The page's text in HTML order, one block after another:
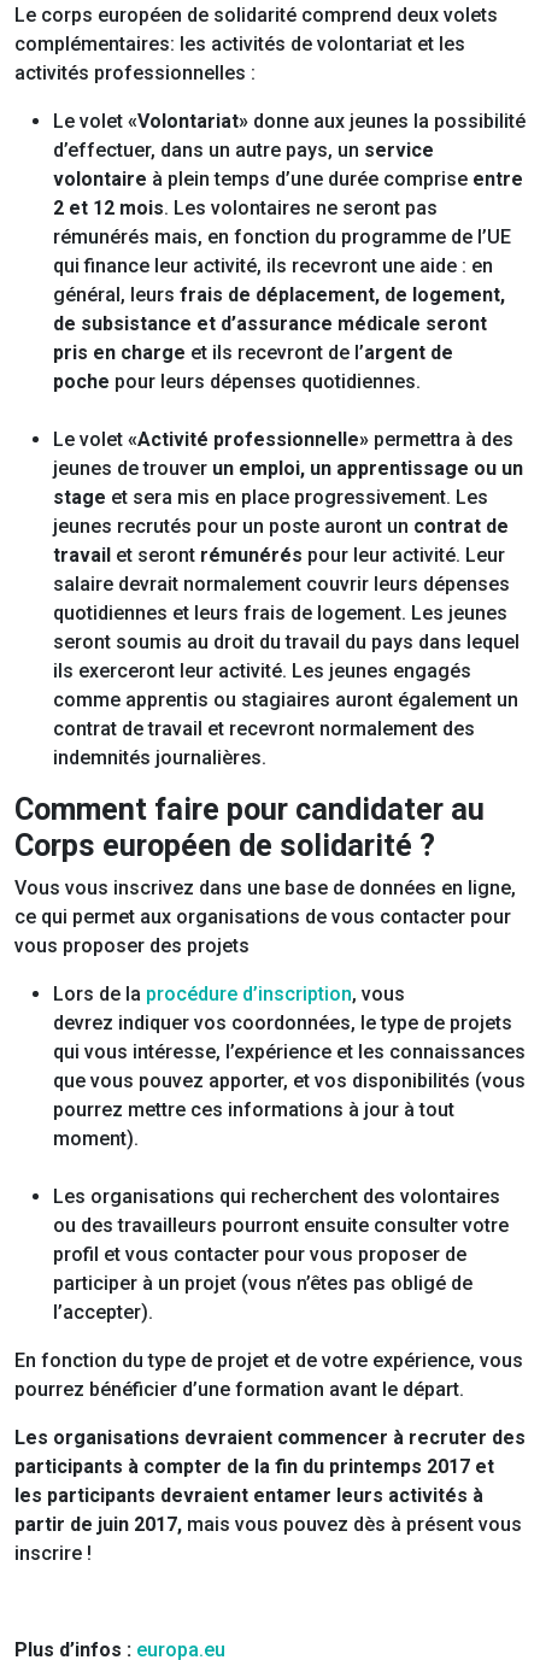
Le corps européen de solidarité comprend deux volets
complémentaires: les activités de volontariat et les
activités professionnelles :
Le volet «Volontariat» donne aux jeunes la possibilité
d’effectuer, dans un autre pays, un service
volontaire à plein temps d’une durée comprise entre
2 et 12 mois. Les volontaires ne seront pas
rémunérés mais, en fonction du programme de l’UE
qui finance leur activité, ils recevront une aide : en
général, leurs frais de déplacement, de logement,
de subsistance et d’assurance médicale seront
pris en charge et ils recevront de l’argent de
poche pour leurs dépenses quotidiennes.
Le volet «Activité professionnelle» permettra à des
jeunes de trouver un emploi, un apprentissage ou un
stage et sera mis en place progressivement. Les
jeunes recrutés pour un poste auront un contrat de
travail et seront rémunérés pour leur activité. Leur
salaire devrait normalement couvrir leurs dépenses
quotidiennes et leurs frais de logement. Les jeunes
seront soumis au droit du travail du pays dans lequel
ils exerceront leur activité. Les jeunes engagés
comme apprentis ou stagiaires auront également un
contrat de travail et recevront normalement des
indemnités journalières.
Comment faire pour candidater au
Corps européen de solidarité ?
Vous vous inscrivez dans une base de données en ligne,
ce qui permet aux organisations de vous contacter pour
vous proposer des projets
Lors de la procédure d’inscription, vous
devrez indiquer vos coordonnées, le type de projets
qui vous intéresse, l’expérience et les connaissances
que vous pouvez apporter, et vos disponibilités (vous
pourrez mettre ces informations à jour à tout
moment).
Les organisations qui recherchent des volontaires
ou des travailleurs pourront ensuite consulter votre
profil et vous contacter pour vous proposer de
participer à un projet (vous n’êtes pas obligé de
l’accepter).
En fonction du type de projet et de votre expérience, vous
pourrez bénéficier d’une formation avant le départ.
Les organisations devraient commencer à recruter des
participants à compter de la fin du printemps 2017 et
les participants devraient entamer leurs activités à
partir de juin 2017, mais vous pouvez dès à présent vous
inscrire !
Plus d’infos : europa.eu